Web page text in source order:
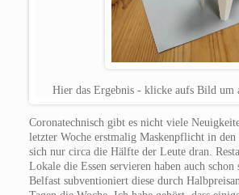
Hier das Ergebnis - klicke aufs Bild um
Coronatechnisch gibt es nicht viele
letzter Woche erstmalig Maskenpflicht in den
sich nur circa die Hälfte der Leute dran.
Lokale die Essen servieren haben auch schon
Belfast subventioniert diese durch